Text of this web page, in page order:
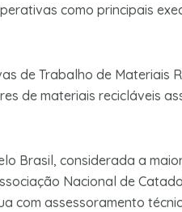
como principais
de Trabalho de Materiais
de materiais recicláveis
Brasil, considerada a
Nacional de
com assessoramento